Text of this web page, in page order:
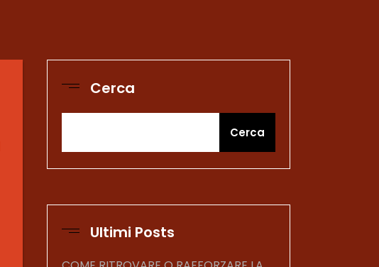
Cerca
Cerca
Ultimi Posts